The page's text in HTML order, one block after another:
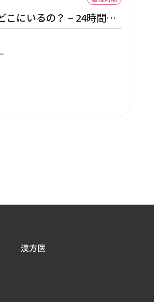
胚胎ベビーはどこにいるの？ – 24時間タイムラプス胚培養システム
漢方医